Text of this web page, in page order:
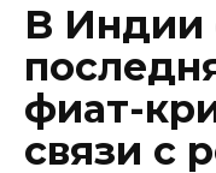
В Индии
фиат-
связи с